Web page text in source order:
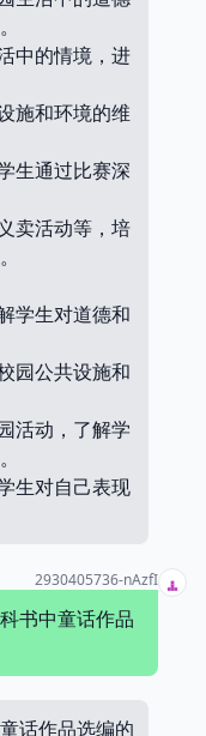
中的情境，进
施和环境的维
生通过比赛深
卖活动等，培
学生对道德和
园公共设施和
活动，了解学
生对自己表现
2930405736-nAzfI
书中童话作品
话作品选编的